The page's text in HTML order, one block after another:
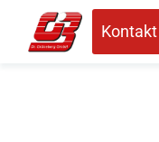
Kontakt